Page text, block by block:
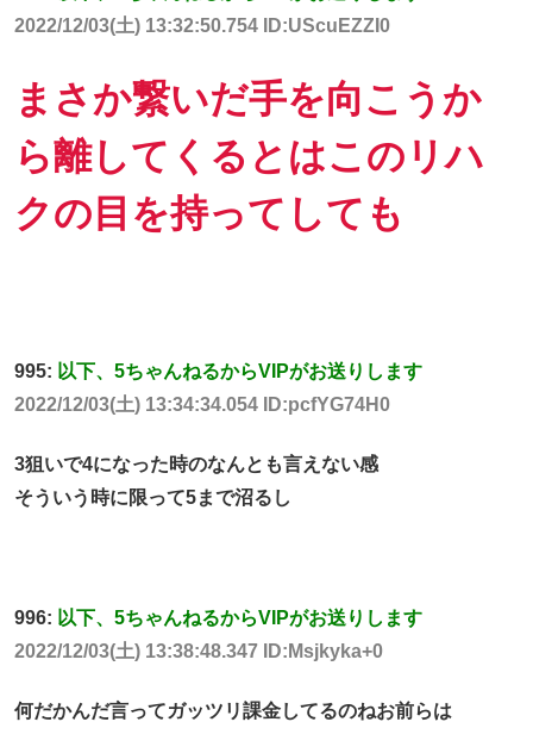
2022/12/03(土) 13:32:50.754 ID:UScuEZZI0
まさか繋いだ手を向こうか
ら離してくるとはこのリハ
クの目を持ってしても
995: 以下、5ちゃんねるからVIPがお送りします
2022/12/03(土) 13:34:34.054 ID:pcfYG74H0
3狙いで4になった時のなんとも言えない感
そういう時に限って5まで沼るし
996: 以下、5ちゃんねるからVIPがお送りします
2022/12/03(土) 13:38:48.347 ID:Msjkyka+0
何だかんだ言ってガッツリ課金してるのねお前らは